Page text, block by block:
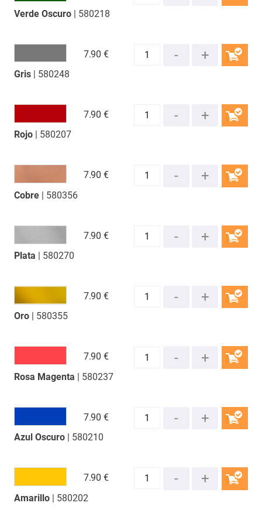
Verde Oscuro| 580218
Gris| 580248
7.90 €
Rojo| 580207
7.90 €
Cobre| 580356
7.90 €
Plata | 580270
7.90 €
Oro| 580355
7.90 €
Rosa Magenta | 580237
7.90 €
Azul Oscuro| 580210
7.90 €
Amarillo| 580202
7.90 €